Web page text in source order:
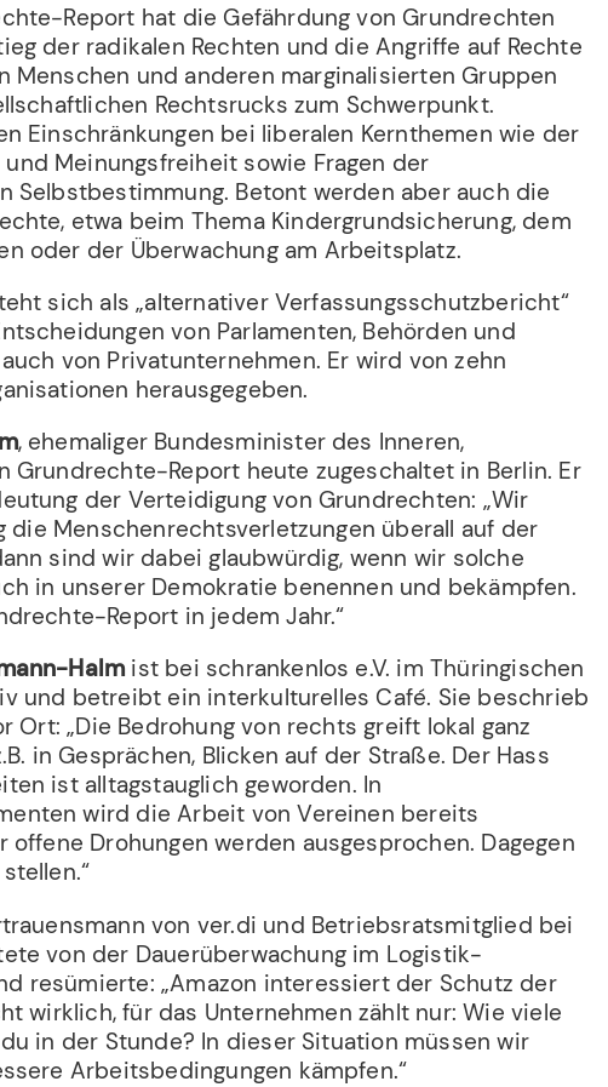
Report hat die Gefährdung von Grundrechten
der radikalen Rechten und die Angriffe auf Rechte
Menschen und anderen marginalisierten Gruppen
Rechtsrucks zum Schwerpunkt.
Einschränkungen bei liberalen Kernthemen wie der
Meinungsfreiheit sowie Fragen der
Selbstbestimmung. Betont werden aber auch die
etwa beim Thema Kindergrundsicherung, dem
oder der Überwachung am Arbeitsplatz.
sich als „alternativer Verfassungsschutzbericht“
von Parlamenten, Behörden und
von Privatunternehmen. Er wird von zehn
herausgegeben.
, ehemaliger Bundesminister des Inneren,
Grundrechte-Report heute zugeschaltet in Berlin. Er
der Verteidigung von Grundrechten: „Wir
die Menschenrechtsverletzungen überall auf der
sind wir dabei glaubwürdig, wenn wir solche
in unserer Demokratie benennen und bekämpfen.
Report in jedem Jahr.“
Halm ist bei schrankenlos e.V. im Thüringischen
und betreibt ein interkulturelles Café. Sie beschrieb
Ort: „Die Bedrohung von rechts greift lokal ganz
in Gesprächen, Blicken auf der Straße. Der Hass
ist alltagstauglich geworden. In
wird die Arbeit von Vereinen bereits
offene Drohungen werden ausgesprochen. Dagegen
von ver.di und Betriebsratsmitglied bei
von der Dauerüberwachung im Logistik-
resümierte: „Amazon interessiert der Schutz der
wirklich, für das Unternehmen zählt nur: Wie viele
in der Stunde? In dieser Situation müssen wir
Arbeitsbedingungen kämpfen.“